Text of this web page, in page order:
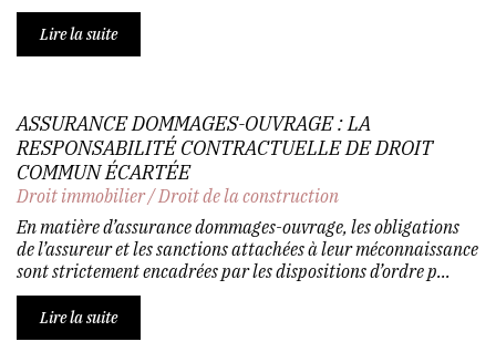
Lire la suite
ASSURANCE DOMMAGES-OUVRAGE : LA
RESPONSABILITÉ CONTRACTUELLE DE DROIT
COMMUN ÉCARTÉE
Droit immobilier/Droit de la construction
En matière d’assurance dommages-ouvrage, les obligations
de l’assureur et les sanctions attachées à leur méconnaissance
sont strictement encadrées par les dispositions d’ordre p...
Lire la suite